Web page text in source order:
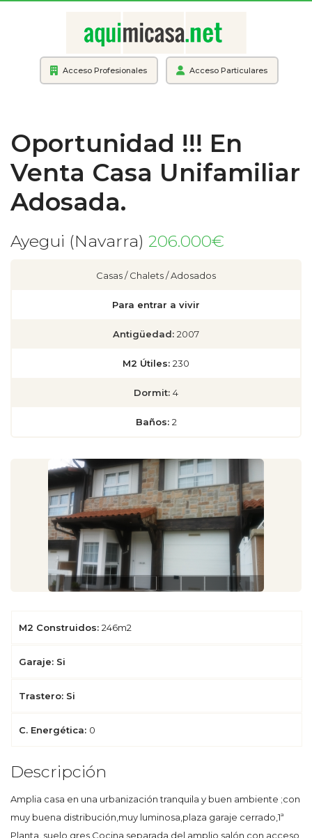
Acceso Profesionales Acceso Particulares
Oportunidad !!! En
Venta Casa Unifamiliar
Adosada.
Ayegui (Navarra) 206.000€
Casas / Chalets / Adosados
Para entrar a vivir
Antigüedad: 2007
M2 Útiles: 230
Dormit: 4
Baños: 2
M2 Construidos: 246m2
Garaje: Si
Trastero: Si
C. Energética: 0
Descripción
Amplia casa en una urbanización tranquila y buen ambiente ;con
muy buena distribución,muy luminosa,plaza garaje cerrado,1ª
Planta, suelo gres,Cocina separada del amplio salón con acceso